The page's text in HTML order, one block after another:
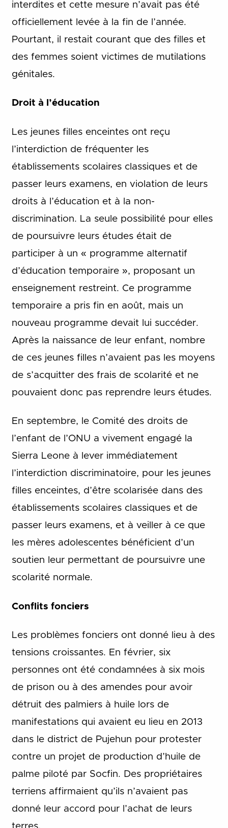
interdites et cette mesure n’avait pas été
officiellement levée à la fin de l’année.
Pourtant, il restait courant que des filles et
des femmes soient victimes de mutilations
génitales.
Droit à l’éducation
Les jeunes filles enceintes ont reçu
l’interdiction de fréquenter les
établissements scolaires classiques et de
passer leurs examens, en violation de leurs
droits à l’éducation et à la non-
discrimination. La seule possibilité pour elles
de poursuivre leurs études était de
participer à un « programme alternatif
d’éducation temporaire », proposant un
enseignement restreint. Ce programme
temporaire a pris fin en août, mais un
nouveau programme devait lui succéder.
Après la naissance de leur enfant, nombre
de ces jeunes filles n’avaient pas les moyens
de s’acquitter des frais de scolarité et ne
pouvaient donc pas reprendre leurs études.
En septembre, le Comité des droits de
l’enfant de l’ONU a vivement engagé la
Sierra Leone à lever immédiatement
l’interdiction discriminatoire, pour les jeunes
filles enceintes, d’être scolarisée dans des
établissements scolaires classiques et de
passer leurs examens, et à veiller à ce que
les mères adolescentes bénéficient d’un
soutien leur permettant de poursuivre une
scolarité normale.
Conflits fonciers
Les problèmes fonciers ont donné lieu à des
tensions croissantes. En février, six
personnes ont été condamnées à six mois
de prison ou à des amendes pour avoir
détruit des palmiers à huile lors de
manifestations qui avaient eu lieu en 2013
dans le district de Pujehun pour protester
contre un projet de production d’huile de
palme piloté par Socfin. Des propriétaires
terriens affirmaient qu’ils n’avaient pas
donné leur accord pour l’achat de leurs